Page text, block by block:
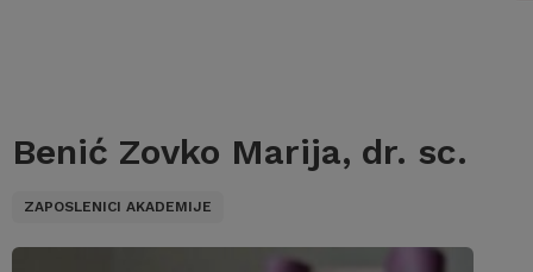
Benić Zovko Marija, dr. sc.
ZAPOSLENICI AKADEMIJE